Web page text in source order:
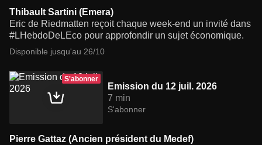
Thibault Sartini (Emera)
Eric de Riedmatten reçoit chaque week-end un invité dans
#LHebdoDeLEco pour approfondir un sujet économique.
Disponible jusqu'au 26/10
S'abonner
Emission du 12 juil. 2026
7 min
S'abonner
Pierre Gattaz (Ancien président du Medef)